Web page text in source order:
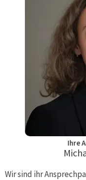
Ihre
Wir sind ihr